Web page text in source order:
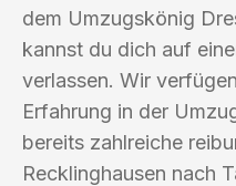
dem Umzugskönig
kannst du dich auf
verlassen. Wir
Erfahrung in der
bereits zahlreiche
Recklinghausen nach